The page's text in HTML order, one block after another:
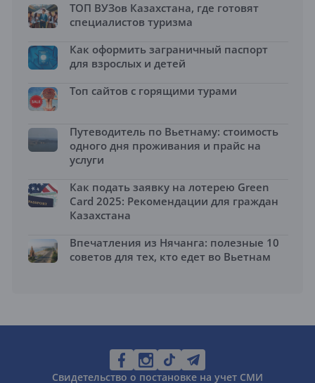
ТОП ВУЗов Казахстана, где готовят
специалистов туризма
Как оформить заграничный паспорт
для взрослых и детей
Топ сайтов с горящими турами
Путеводитель по Вьетнаму: стоимость
одного дня проживания и прайс на
услуги
Как подать заявку на лотерею Green
Card 2025: Рекомендации для граждан
Казахстана
Впечатления из Нячанга: полезные 10
советов для тех, кто едет во Вьетнам
Свидетельство о постановке на учет СМИ